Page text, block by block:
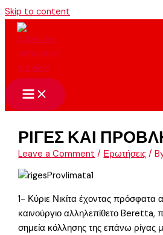
Skip to content
ΡΙΓΕΣ ΚΑΙ
Leave a Comment / Ερωτήσεις /
1- Κύριε Νικίτα έχοντας πρόσφατα
καινούργιο αλληλεπίθετο
σημεία κόλλησης της επάνω ρίγας